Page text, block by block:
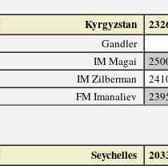
Kyrgyzstan
Gandler
IM Magai
IM Zilberman
FM Imanaliev
Seychelles